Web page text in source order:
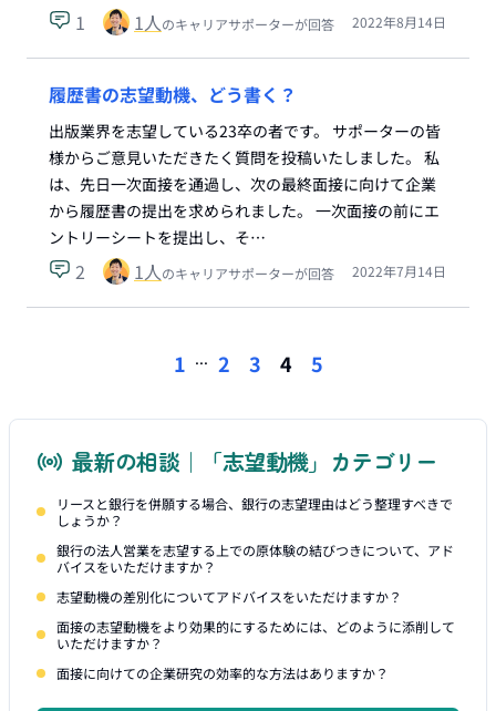
1 1人のキャリアサポーターが回答 2022年8月14日
履歴書の志望動機、どう書く？
出版業界を志望している23卒の者です。 サポーターの皆
様からご意見いただきたく質問を投稿いたしました。 私
は、先日一次面接を通過し、次の最終面接に向けて企業
から履歴書の提出を求められました。 一次面接の前にエ
ントリーシートを提出し、そ…
2 1人のキャリアサポーターが回答 2022年7月14日
1 ... 2 3 4 5
最新の相談｜「志望動機」カテゴリー
リースと銀行を併願する場合、銀行の志望理由はどう整理すべきで
しょうか？
銀行の法人営業を志望する上での原体験の結びつきについて、アド
バイスをいただけますか？
志望動機の差別化についてアドバイスをいただけますか？
面接の志望動機をより効果的にするためには、どのように添削して
いただけますか？
面接に向けての企業研究の効率的な方法はありますか？